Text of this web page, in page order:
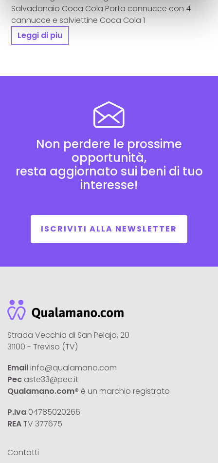
Salvadanaio Coca Cola Porta cannucce con 4
cannucce e salviettine Coca Cola 1
Leggi di piu
Non perdere le prossime
opportunità,
resta aggiornato sui beni di tuo
interesse!
ISCRIVITI ALLA NEWSLETTER
Strada Vecchia di San Pelajo, 20
31100 - Treviso (TV)
Emailinfo@qualamano.com
Pec aste33@pec.it
Qualamano.com® è un marchio registrato
P.Iva 04785020266
REATV 377675
Contatti